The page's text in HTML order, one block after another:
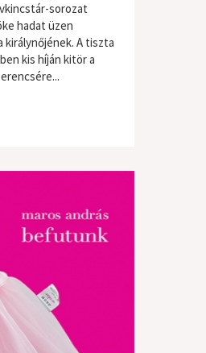
sorozat
hadat üzen
királynőjének. A tiszta
kis híján kitör a